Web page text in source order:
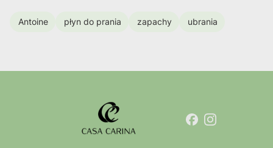
Antoine płyn do prania zapachy ubrania